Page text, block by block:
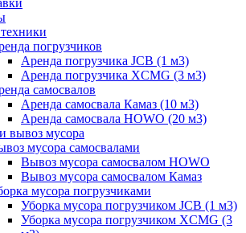
погрузчиков
Аренда погрузчика JCB (1 м3)
Аренда погрузчика XCMG (3 м3)
самосвалов
Аренда самосвала Камаз (10 м3)
Аренда самосвала HOWO (20 м3)
вывоз мусора
мусора самосвалами
Вывоз мусора самосвалом HOWO
Вывоз мусора самосвалом Камаз
мусора погрузчиками
Уборка мусора погрузчиком JCB (1 м3)
Уборка мусора погрузчиком XCMG (3